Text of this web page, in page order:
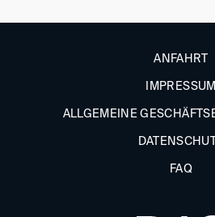
ANFAHRT
IMPRESSUM
ALLGEMEINE
FAQ